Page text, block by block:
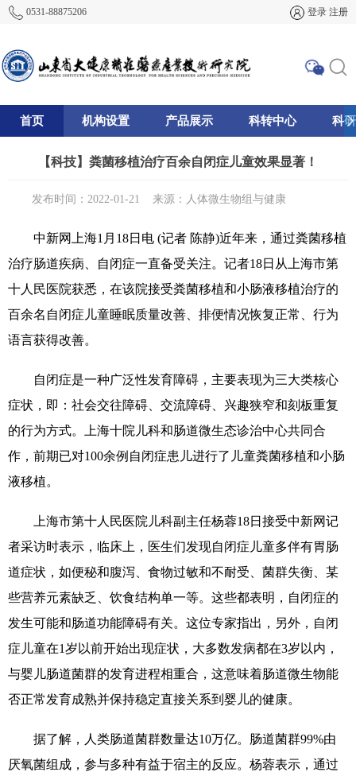
0531-88875206 登录 注册
首页 机构设置 产品展示 科转中心 科
【科技】粪菌移植治疗百余自闭症儿童效果显著！
发布时间：2022-01-21 来源：人体微生物组与健康
中新网上海1月18日电 (记者 陈静)近年来，通过粪菌移植
治疗肠道疾病、自闭症一直备受关注。记者18日从上海市第
十人民医院获悉，在该院接受粪菌移植和小肠液移植治疗的
百余名自闭症儿童睡眠质量改善、排便情况恢复正常、行为
语言获得改善。
自闭症是一种广泛性发育障碍，主要表现为三大类核心
症状，即：社会交往障碍、交流障碍、兴趣狭窄和刻板重复
的行为方式。上海十院儿科和肠道微生态诊治中心共同合
作，前期已对100余例自闭症患儿进行了儿童粪菌移植和小肠
液移植。
上海市第十人民医院儿科副主任杨蓉18日接受中新网记
者采访时表示，临床上，医生们发现自闭症儿童多伴有胃肠
道症状，如便秘和腹泻、食物过敏和不耐受、菌群失衡、某
些营养元素缺乏、饮食结构单一等。这些都表明，自闭症的
发生可能和肠道功能障碍有关。这位专家指出，另外，自闭
症儿童在1岁以前开始出现症状，大多数发病都在3岁以内，
与婴儿肠道菌群的发育进程相重合，这意味着肠道微生物能
否正常发育成熟并保持稳定直接关系到婴儿的健康。
据了解，人类肠道菌群数量达10万亿。肠道菌群99%由
厌氧菌组成，参与多种有益于宿主的反应。杨蓉表示，通过